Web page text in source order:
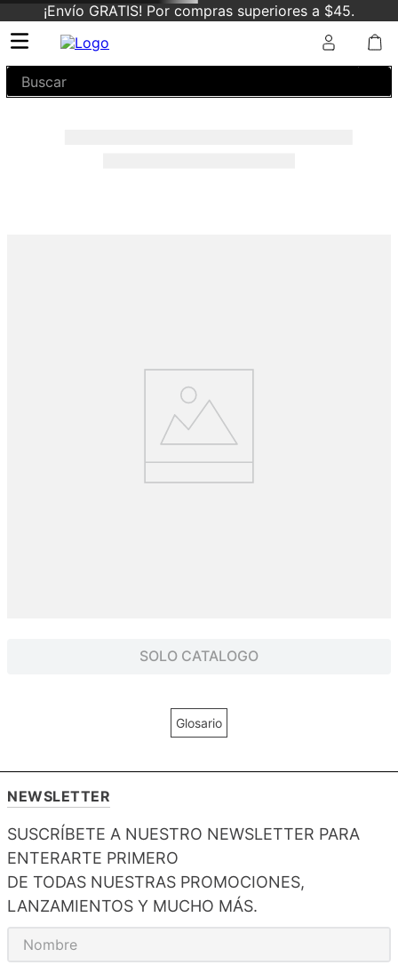
¡Envío GRATIS! Por compras superiores a $45.
Buscar
SOLO CATALOGO
Glosario
NEWSLETTER
SUSCRÍBETE A NUESTRO NEWSLETTER PARA
ENTERARTE PRIMERO
DE TODAS NUESTRAS PROMOCIONES,
LANZAMIENTOS Y MUCHO MÁS.